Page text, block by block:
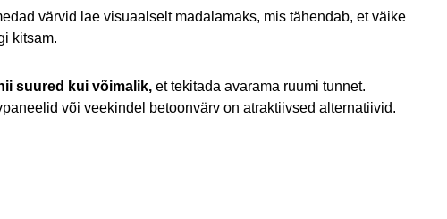
värvid lae visuaalselt madalamaks, mis tähendab, et väike
kitsam.
suured kui võimalik, et tekitada avarama ruumi tunnet.
või veekindel betoonvärv on atraktiivsed alternatiivid.